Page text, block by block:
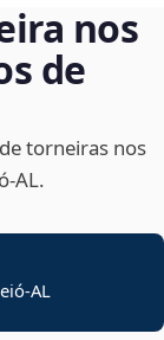
nos
de
torneiras nos
AL